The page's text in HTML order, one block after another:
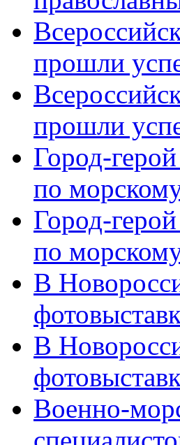
прошли
прошли
Город-
по
Город-
по
В
В
Военно-